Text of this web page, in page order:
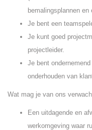
bemalingsplannen
Je bent een
Je kunt goed
projectleider.
Je bent
onderhouden van
Wat mag je van ons
Een uitdagende en
werkomgeving waar